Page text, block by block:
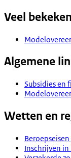
Veel
Algemene
Subsidies en
Wetten en
Inschrijven in